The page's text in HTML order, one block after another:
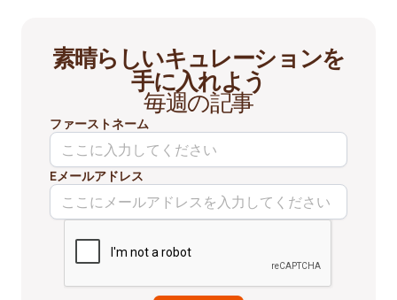
素晴らしいキュレーションを
手に入れよう
毎週の記事
ファーストネーム
Eメールアドレス